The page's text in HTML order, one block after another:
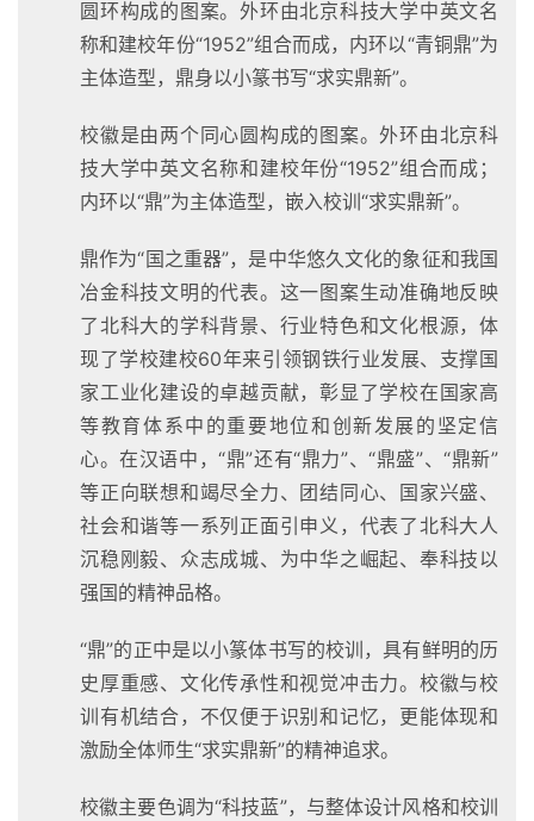
圆环构成的图案。外环由北京科技大学中英文名
称和建校年份“1952”组合而成，内环以“青铜鼎”为
主体造型，鼎身以小篆书写“求实鼎新”。
校徽是由两个同心圆构成的图案。外环由北京科
技大学中英文名称和建校年份“1952”组合而成；
内环以“鼎”为主体造型，嵌入校训“求实鼎新”。
鼎作为“国之重器”，是中华悠久文化的象征和我国
冶金科技文明的代表。这一图案生动准确地反映
了北科大的学科背景、行业特色和文化根源，体
现了学校建校60年来引领钢铁行业发展、支撑国
家工业化建设的卓越贡献，彰显了学校在国家高
等教育体系中的重要地位和创新发展的坚定信
心。在汉语中，“鼎”还有“鼎力”、“鼎盛”、“鼎新”
等正向联想和竭尽全力、团结同心、国家兴盛、
社会和谐等一系列正面引申义，代表了北科大人
沉稳刚毅、众志成城、为中华之崛起、奉科技以
强国的精神品格。
“鼎”的正中是以小篆体书写的校训，具有鲜明的历
史厚重感、文化传承性和视觉冲击力。校徽与校
训有机结合，不仅便于识别和记忆，更能体现和
激励全体师生“求实鼎新”的精神追求。
校徽主要色调为“科技蓝”，与整体设计风格和校训